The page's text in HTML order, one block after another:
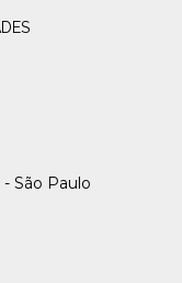
- São Paulo